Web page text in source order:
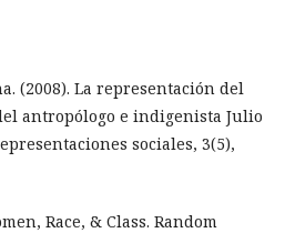
(2008). La representación del
antropólogo e indigenista Julio
sociales, 3(5),
Race, & Class. Random